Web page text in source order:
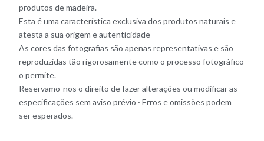
produtos de madeira.
Esta é uma característica exclusiva dos produtos naturais e
atesta a sua origem e autenticidade
As cores das fotografias são apenas representativas e são
reproduzidas tão rigorosamente como o processo fotográfico
o permite.
Reservamo-nos o direito de fazer alterações ou modificar as
especificações sem aviso prévio · Erros e omissões podem
ser esperados.